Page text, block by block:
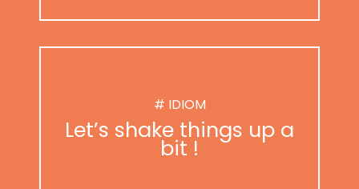
# IDIOM
Let’s shake things up a
bit !